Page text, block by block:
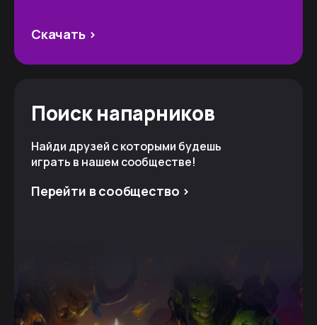
Скачать >
Поиск напарников
Найди друзей с которыми будешь
играть в нашем сообществе!
Перейти в сообщество >